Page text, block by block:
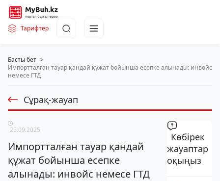
Тарифтер
Басты бет >
Импортталған тауар қандай құжат бойынша есепке алынады: инвойс
немесе ГТД
Сұрақ-жауап
25.09.2025
Импортталған тауар қандай
құжат бойынша есепке
алынады: инвойс немесе ГТД
Көбірек
жауаптар
оқыңыз